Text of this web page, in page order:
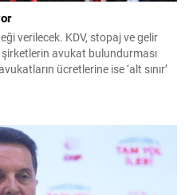
verilecek. KDV, stopaj ve gelir
avukat bulundurması
ücretlerine ise ‘alt sınır’